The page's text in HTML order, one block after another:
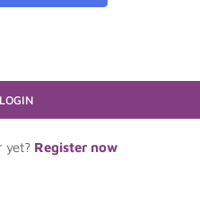
yet? Register now